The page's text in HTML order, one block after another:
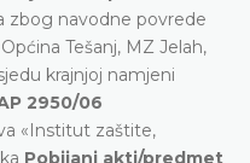
zbog navodne povrede
Tešanj, MZ Jelah,
krajnjoj namjeni
2950/06
«Institut zaštite,
Pobijani akti/predmet